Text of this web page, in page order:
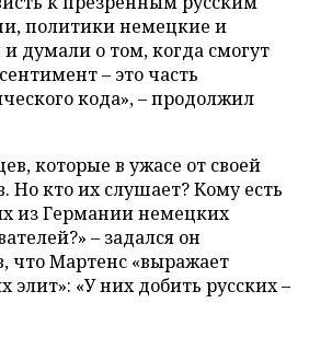
политики немецкие и
и думали о том, когда смогут
– это часть
кода», – продолжил
которые в ужасе от своей
Но кто их слушает? Кому есть
из Германии немецких
– задался он
что Мартенс «выражает
элит»: «У них добить русских –